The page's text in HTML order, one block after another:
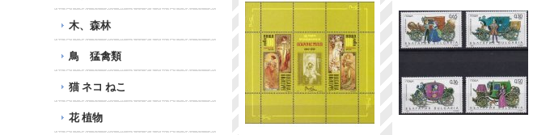
木、森林
鳥 猛禽類
猫 ネコ ねこ
花 植物